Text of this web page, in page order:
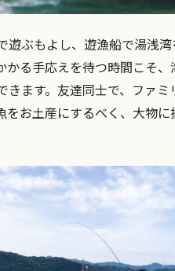
ぶもよし、遊漁船で湯浅
る手応えを待つ時間こそ、
ます。友達同士で、ファミ
お土産にするべく、大物に